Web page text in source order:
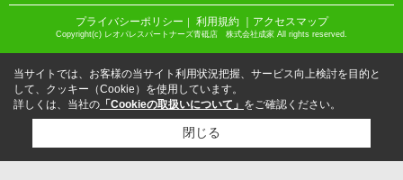
プライバシーポリシー ｜ 利用規約 ｜アクセスマップ
Copyright(c) レオパレスパートナーズ青砥店 株式会社成家 All rights reserved.
当サイトでは、お客様の当サイト利用状況把握、サービス向上検討を目的と
して、クッキー（Cookie）を使用しています。
詳しくは、当社の 「Cookieの取扱いについて」 をご確認ください。
閉じる